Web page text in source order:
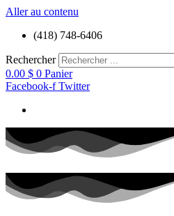
Aller au contenu
(418) 748-6406
Rechercher
0.00 $ 0 Panier
Facebook-f Twitter